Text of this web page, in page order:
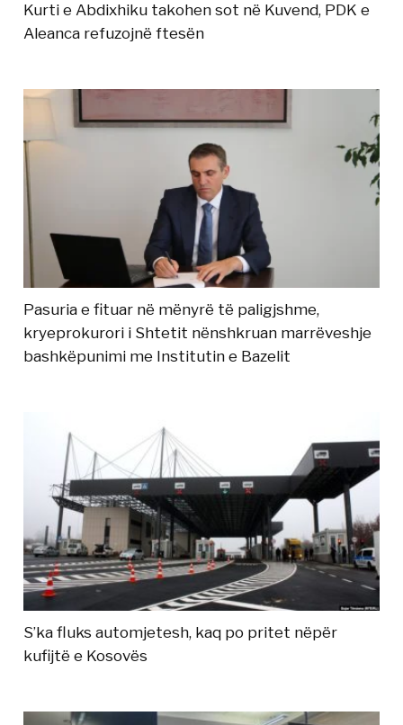
Kurti e Abdixhiku takohen sot në Kuvend, PDK e
Aleanca refuzojnë ftesën
Pasuria e fituar në mënyrë të paligjshme,
kryeprokurori i Shtetit nënshkruan marrëveshje
bashkëpunimi me Institutin e Bazelit
S’ka fluks automjetesh, kaq po pritet nëpër
kufijtë e Kosovës